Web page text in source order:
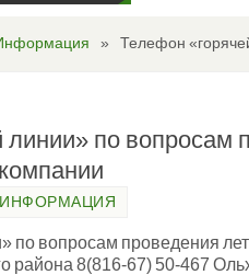
» Телефон
по вопросам
ИНФОРМАЦИЯ
по вопросам проведения
района 8(816-67) 50-467